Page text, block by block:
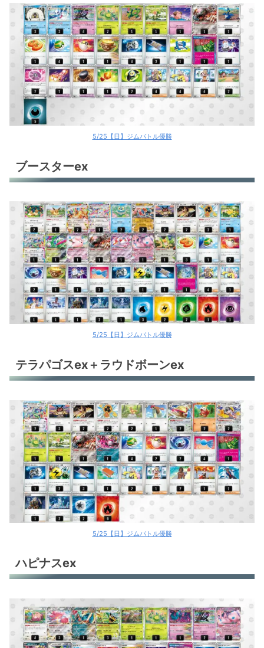
5/25【日】ジムバトル優勝
ブースターex
5/25【日】ジムバトル優勝
テラパゴスex＋ラウドボーンex
5/25【日】ジムバトル優勝
ハピナスex